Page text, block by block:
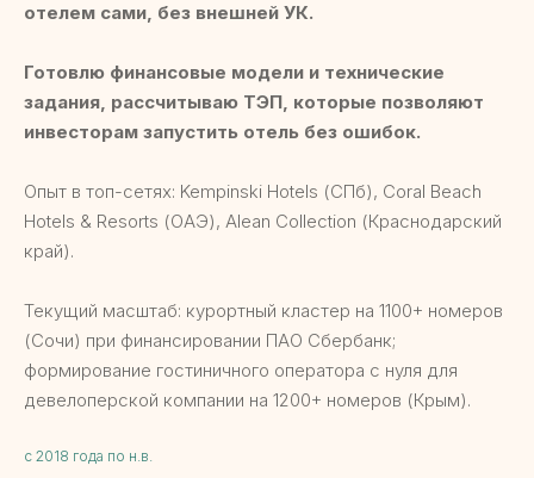
отелем сами, без внешней УК.
Готовлю финансовые модели и технические
задания, рассчитываю ТЭП, которые позволяют
инвесторам запустить отель без ошибок.
Опыт в топ-сетях: Kempinski Hotels (СПб), Coral Beach
Hotels & Resorts (ОАЭ), Alean Collection (Краснодарский
край).
Текущий масштаб: курортный кластер на 1100+ номеров
(Сочи) при финансировании ПАО Сбербанк;
формирование гостиничного оператора с нуля для
девелоперской компании на 1200+ номеров (Крым).
с 2018 года по н.в.